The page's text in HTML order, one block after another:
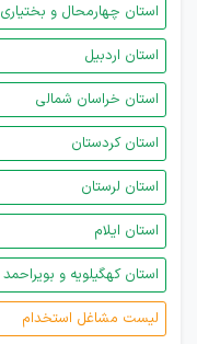
استان چهارمحال و بختیاری
استان اردبیل
استان خراسان شمالی
استان کردستان
استان لرستان
استان ایلام
استان کهگیلویه و بویراحمد
لیست مشاغل استخدام